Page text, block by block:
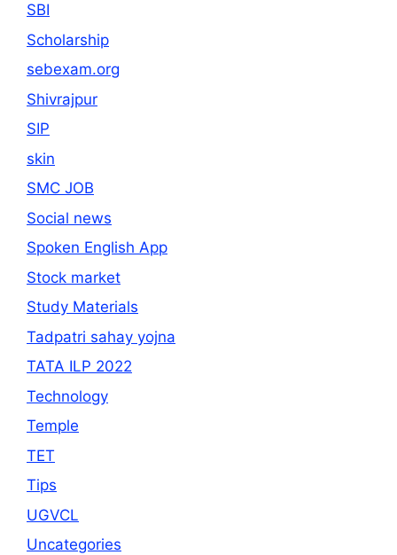
SBI
Scholarship
sebexam.org
Shivrajpur
SIP
skin
SMC JOB
Social news
Spoken English App
Stock market
Study Materials
Tadpatri sahay yojna
TATA ILP 2022
Technology
Temple
TET
Tips
UGVCL
Uncategories